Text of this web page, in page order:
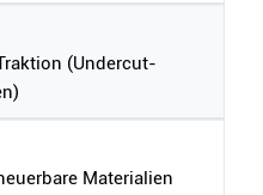
(Undercut-
Materialien